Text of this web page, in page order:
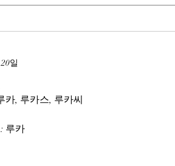
일
카, 루카스, 루카씨
루카